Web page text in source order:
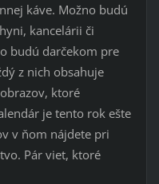
káve. Možno budú
kancelárii či
budú darčekom pre
z nich obsahuje
ktoré
je tento rok ešte
v ňom nájdete pri
Pár viet, ktoré